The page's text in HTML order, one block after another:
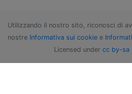
Utilizzando il nostro sito, riconosci di
nostre Informativa sui cookie e
Licensed under cc by-sa